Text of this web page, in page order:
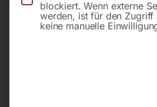
In
blockiert. Wenn externe
werden, ist für den Zugriff
keine manuelle